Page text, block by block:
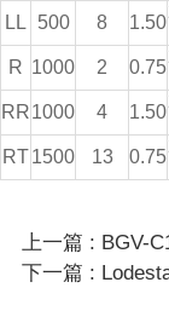
LL 500 8 1.50
R 1000 2 0.75
RR1000 4 1.50
RT1500 13 0.75
上一篇 : BGV-
下一篇 :